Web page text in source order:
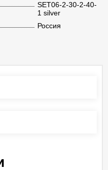
SET06-2-30-2-40-
1 silver
Россия